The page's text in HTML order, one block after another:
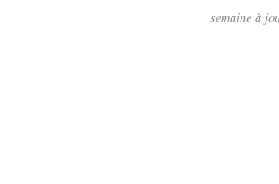
semaine à